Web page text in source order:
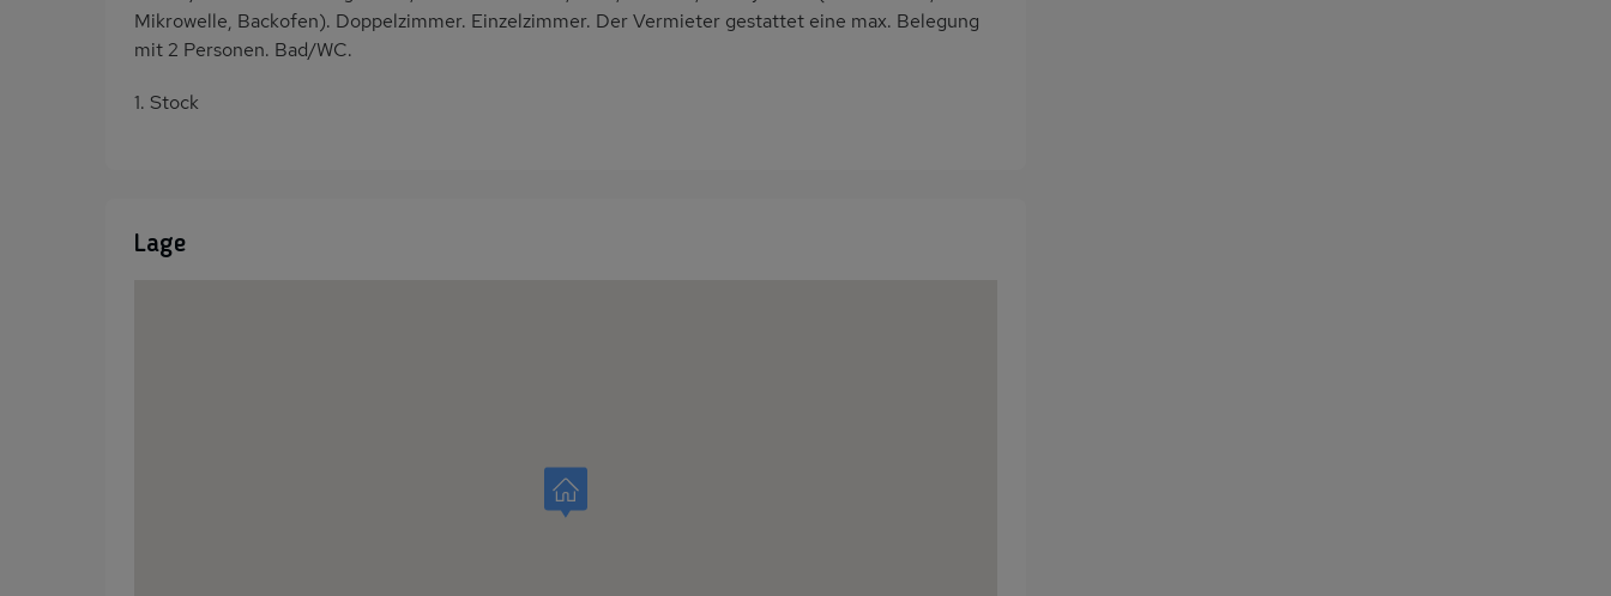
Mikrowelle, Backofen). Doppelzimmer. Einzelzimmer. Der Vermieter gestattet eine max. Belegung
mit 2 Personen. Bad/WC.
1. Stock
Lage